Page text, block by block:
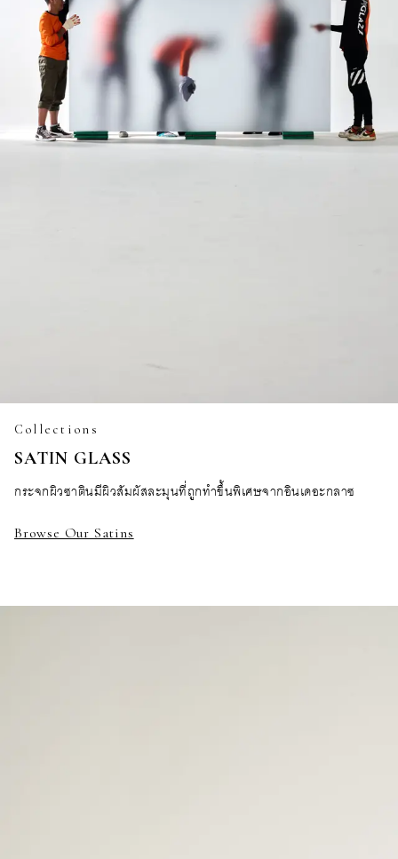
Collections
SATIN GLASS
กระจกผิวซาตินมีผิวสัมผัสละมุนที่ถูกทำขึ้นพิเศษจากอินเดอะกลาซ
Browse Our Satins